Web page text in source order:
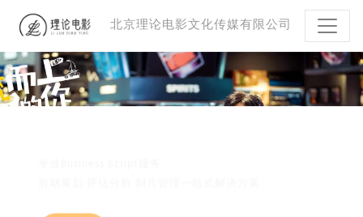
北京理论电影文化传媒有限公司